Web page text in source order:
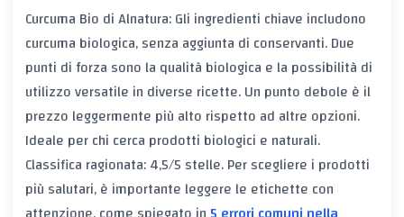
Curcuma Bio di Alnatura: Gli ingredienti chiave includono
curcuma biologica, senza aggiunta di conservanti. Due
punti di forza sono la qualità biologica e la possibilità di
utilizzo versatile in diverse ricette. Un punto debole è il
prezzo leggermente più alto rispetto ad altre opzioni.
Ideale per chi cerca prodotti biologici e naturali.
Classifica ragionata: 4,5/5 stelle. Per scegliere i prodotti
più salutari, è importante leggere le etichette con